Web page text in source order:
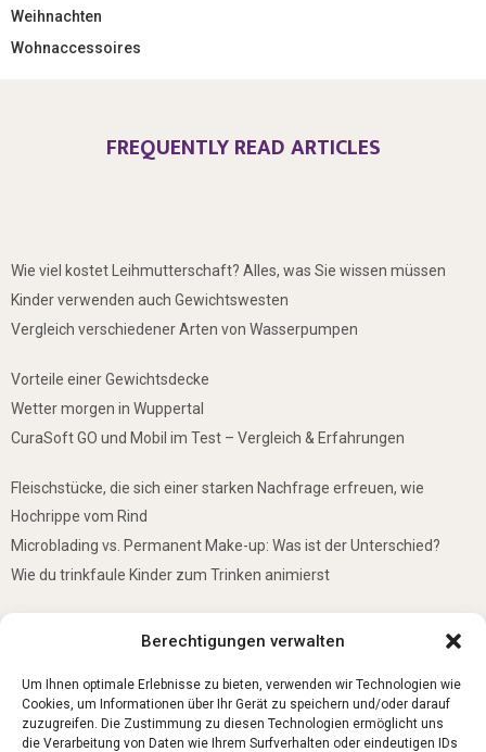
Berechtigungen verwalten
Um Ihnen optimale Erlebnisse zu bieten, verwenden wir Technologien wie
Cookies, um Informationen über Ihr Gerät zu speichern und/oder darauf
zuzugreifen. Die Zustimmung zu diesen Technologien ermöglicht uns
die Verarbeitung von Daten wie Ihrem Surfverhalten oder eindeutigen IDs
Weihnachten
Wohnaccessoires
FREQUENTLY READ ARTICLES
Wie viel kostet Leihmutterschaft? Alles, was Sie wissen müssen
Kinder verwenden auch Gewichtswesten
Vergleich verschiedener Arten von Wasserpumpen
Vorteile einer Gewichtsdecke
Wetter morgen in Wuppertal
CuraSoft GO und Mobil im Test – Vergleich & Erfahrungen
Fleischstücke, die sich einer starken Nachfrage erfreuen, wie
Hochrippe vom Rind
Microblading vs. Permanent Make-up: Was ist der Unterschied?
Wie du trinkfaule Kinder zum Trinken animierst
5 Gründe, warum jedes Baby einen Mini-Schwimmring haben sollte
Ist Lockpicking in Deutschland verboten?